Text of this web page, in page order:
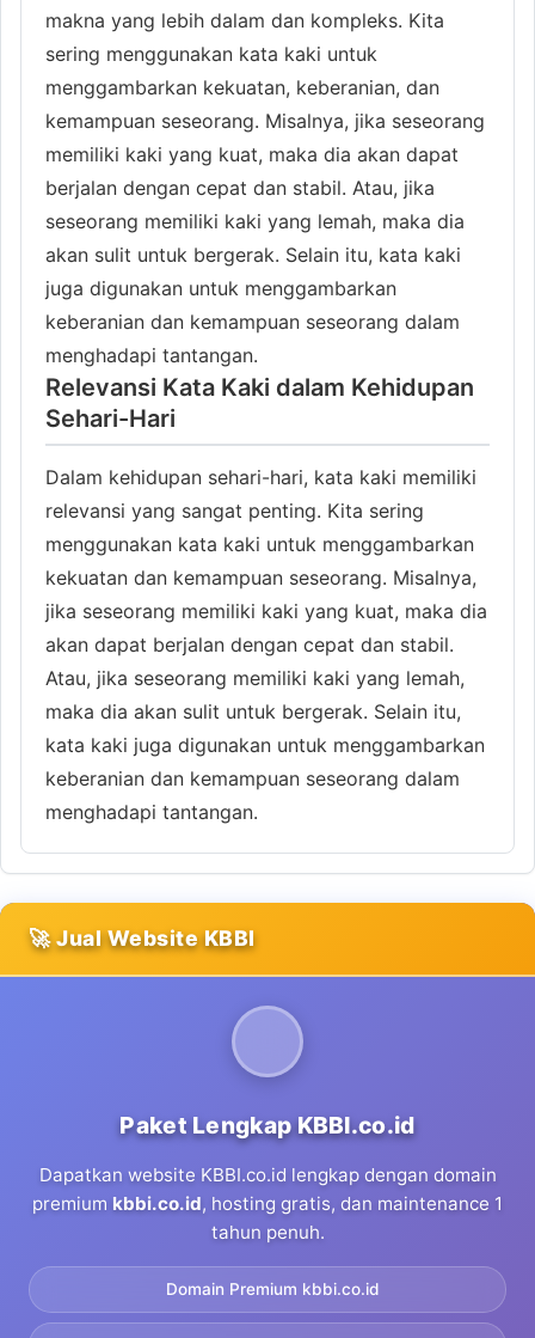
makna yang lebih dalam dan kompleks. Kita
sering menggunakan kata kaki untuk
menggambarkan kekuatan, keberanian, dan
kemampuan seseorang. Misalnya, jika seseorang
memiliki kaki yang kuat, maka dia akan dapat
berjalan dengan cepat dan stabil. Atau, jika
seseorang memiliki kaki yang lemah, maka dia
akan sulit untuk bergerak. Selain itu, kata kaki
juga digunakan untuk menggambarkan
keberanian dan kemampuan seseorang dalam
menghadapi tantangan.
Relevansi Kata Kaki dalam Kehidupan
Sehari-Hari
Dalam kehidupan sehari-hari, kata kaki memiliki
relevansi yang sangat penting. Kita sering
menggunakan kata kaki untuk menggambarkan
kekuatan dan kemampuan seseorang. Misalnya,
jika seseorang memiliki kaki yang kuat, maka dia
akan dapat berjalan dengan cepat dan stabil.
Atau, jika seseorang memiliki kaki yang lemah,
maka dia akan sulit untuk bergerak. Selain itu,
kata kaki juga digunakan untuk menggambarkan
keberanian dan kemampuan seseorang dalam
menghadapi tantangan.
🚀 Jual Website KBBI
Paket Lengkap KBBI.co.id
Dapatkan website KBBI.co.id lengkap dengan domain
premium kbbi.co.id, hosting gratis, dan maintenance 1
tahun penuh.
Domain Premium kbbi.co.id